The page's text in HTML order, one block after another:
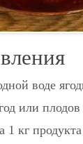
воде
или
1 кг